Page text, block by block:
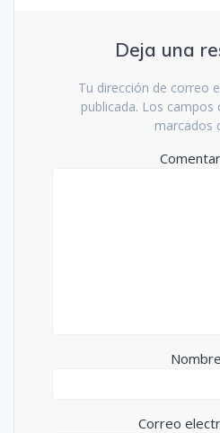
Deja una
Tu dirección de correo
publicada. Los campos
marcados
Nombre
Correo